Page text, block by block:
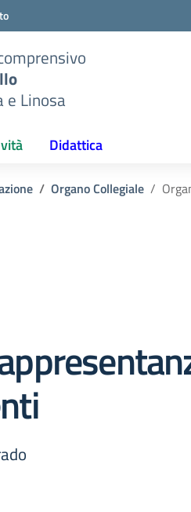
e Linosa
Didattica
Organo Collegiale